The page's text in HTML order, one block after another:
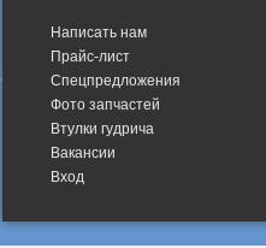
Написать нам
Прайс-лист
Спецпредложения
Фото запчастей
Втулки гудрича
Вакансии
Вход